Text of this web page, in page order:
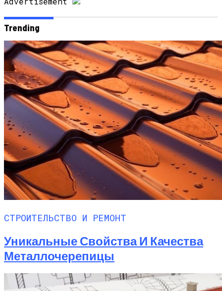
Trending
СТРОИТЕЛЬСТВО И РЕМОНТ
Уникальные Свойства И Качества
Металлочерепицы